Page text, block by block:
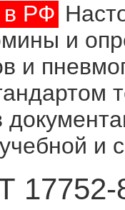
в РФ
и
и
и
17752-